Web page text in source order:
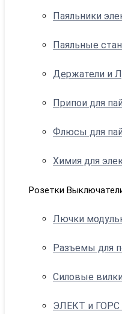
Паяльники
Паяльные
Держатели и
Припои для
Флюсы для
Химия для
Розетки
Лючки
Разъемы для
Силовые
ЭЛЕКТ и ГОРС